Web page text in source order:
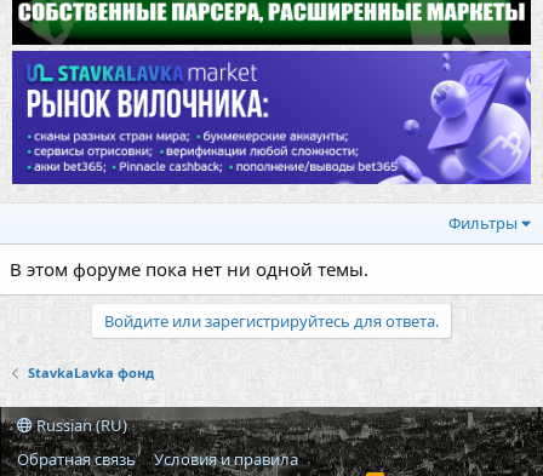
Фильтры
В этом форуме пока нет ни одной темы.
Войдите или зарегистрируйтесь для ответа.
StavkaLavka фонд
Russian (RU)
Обратная связь
Условия и правила